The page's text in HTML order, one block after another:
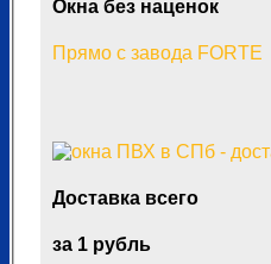
Окна без наценок
Прямо с завода FORTE
Доставка всего
за 1 рубль